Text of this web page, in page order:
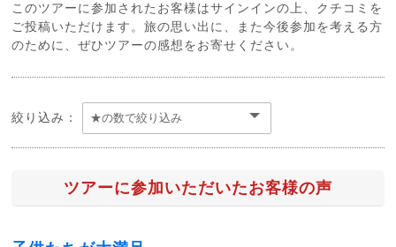
このツアーに参加されたお客様はサインインの上、クチコミを
ご投稿いただけます。旅の思い出に、また今後参加を考える方
のために、ぜひツアーの感想をお寄せください。
絞り込み：
ツアーに参加いただいたお客様の声